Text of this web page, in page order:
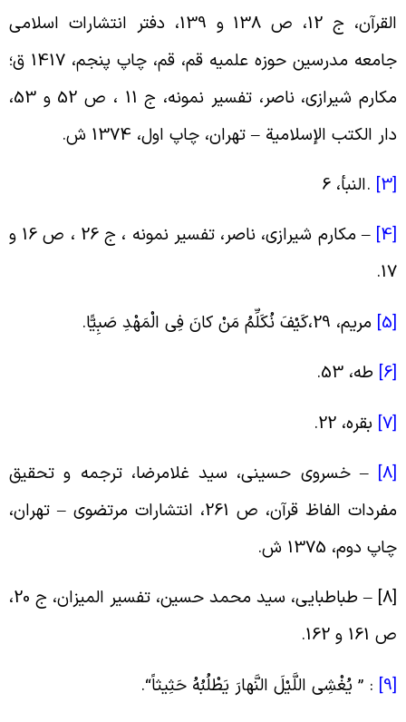
القرآن، ج 12، ص 138 و 139، دفتر انتشارات اسلامى
جامعه مدرسین حوزه علمیه قم، قم، چاپ پنجم، 1417 ق؛
مکارم شیرازى، ناصر، تفسیر نمونه، ج 11 ، ص 52 و 53،
الکتب الإسلامیة – تهران، چاپ اول، 1374 ش
.
. النبأ، 6
–
مکارم شیرازى، ناصر، تفسیر نمونه ، ج 26 ، ص 16 و
.
مریم، 29،کَیْفَ نُکَلِّمُ مَنْ کانَ فِی الْمَهْدِ صَبِیًّا
.
طه، 53
.
بقره، 22
.
–خسروى حسینى، سید غلامرضا، ترجمه و تحقیق
مفردات الفاظ قرآن، ص 261، انتشارات مرتضوى – تهران،
دوم، 1375 ش
.
طباطبایى، سید محمد حسین، تفسیر المیزان، ج 20،
و 162
.
: ” یُغْشِی اللَّیْلَ النَّهارَ یَطْلُبُهُ حَثِیثاً“.